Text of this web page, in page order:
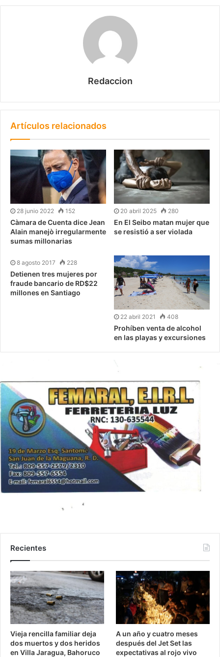
Redaccion
Artículos relacionados
28 junio 2022 152
Càmara de Cuenta dice Jean
Alain manejò irregularmente
sumas millonarias
20 abril 2025 280
En El Seibo matan mujer que
se resistió a ser violada
8 agosto 2017 228
Detienen tres mujeres por
fraude bancario de RD$22
millones en Santiago
22 abril 2021 408
Prohíben venta de alcohol
en las playas y excursiones
Recientes
Vieja rencilla familiar deja
dos muertos y dos heridos
en Villa Jaragua, Bahoruco
A un año y cuatro meses
después del Jet Set las
expectativas al rojo vivo